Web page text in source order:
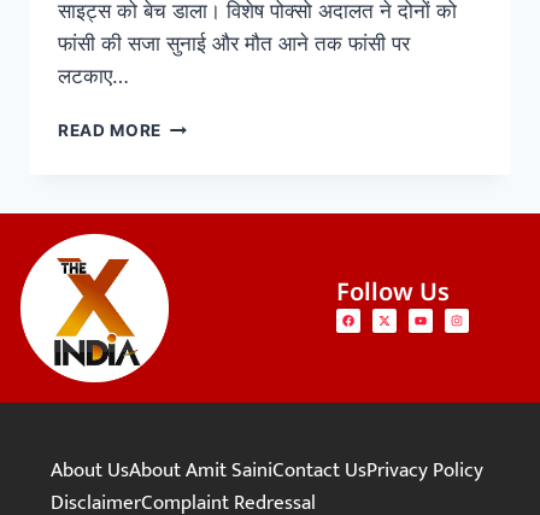
साइट्स को बेच डाला। विशेष पोक्सो अदालत ने दोनों को
फांसी की सजा सुनाई और मौत आने तक फांसी पर
लटकाए…
READ MORE
Follow Us
About UsAbout Amit SainiContact UsPrivacy Policy
DisclaimerComplaint Redressal